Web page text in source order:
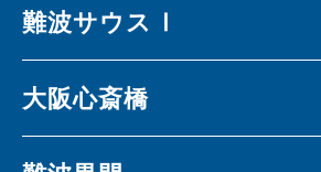
難波サウスⅠ
大阪心斎橋